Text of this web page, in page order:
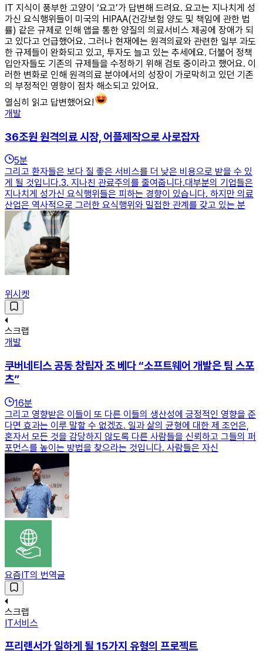
IT 지식이 풍부한 고양이 ‘요고’가 답변해 드려요. 요고는 지나치게 성
가신 요식행위들이 미국의 HIPAA(건강보험 양도 및 책임에 관한 법
률) 같은 규제로 인해 앱을 통한 양질의 의료서비스 제공에 장애가 되
고 있다고 언급했어요. 그러나 현재에는 원격의료와 관련한 일부 과도
한 규제들이 완화되고 있고, 투자도 늘고 있는 추세에요. 더불어 정책
입안자들도 기존의 규제들을 수정하기 위해 검토 중이라고 했어요. 이
러한 변화로 인해 원격의료 분야에서의 성장이 가로막히고 있던 기존
의 부정적인 영향이 점차 해소되고 있어요.
열심히 읽고 답변했어요!
개발
36조원 원격의료 시장, 어플제작으로 사로잡자
5분
그리고 환자들은 보다 질 좋은 서비스를 더 낮은 비용으로 받을 수 있
게 될 것입니다.​​3. 지나친 관료주의를 줄여줍니다.대부분의 기업들은
지나치게 성가신 요식행위들은 피하는 경향이 있습니다. 하지만 의료
산업은 역사적으로 그러한 요식행위와 밀접한 관계를 갖고 있는 분
위시켓
스크랩
개발
쿠버네티스 공동 창립자 조 베다 “소프트웨어 개발은 팀 스포
츠”
16분
그리고 영향받은 이들이 또 다른 이들의 생산성에 긍정적인 영향을 준
다면 효과는 이루 말할 수 없겠죠. 일과 삶의 균형에 대한 제 조언은,
혼자서 모든 것을 감당하지 않도록 다른 사람들을 신뢰하고 그들의 퍼
포먼스를 높이는 방법을 찾으라는 것입니다. 사람들은 자신
요즘IT의 번역글
스크랩
IT서비스
프리랜서가 일하게 될 15가지 유형의 프로젝트